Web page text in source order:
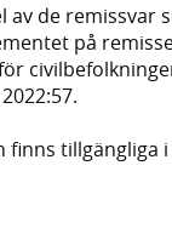
av de remissvar
på
finns tillgängliga